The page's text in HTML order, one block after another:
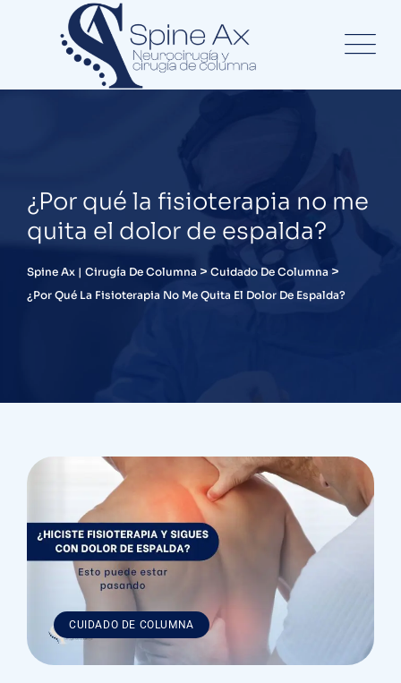
¿Por qué la fisioterapia no me
quita el dolor de espalda?
Spine Ax | Cirugía De Columna > Cuidado De Columna >
¿Por Qué La Fisioterapia No Me Quita El Dolor De Espalda?
CUIDADO DE COLUMNA